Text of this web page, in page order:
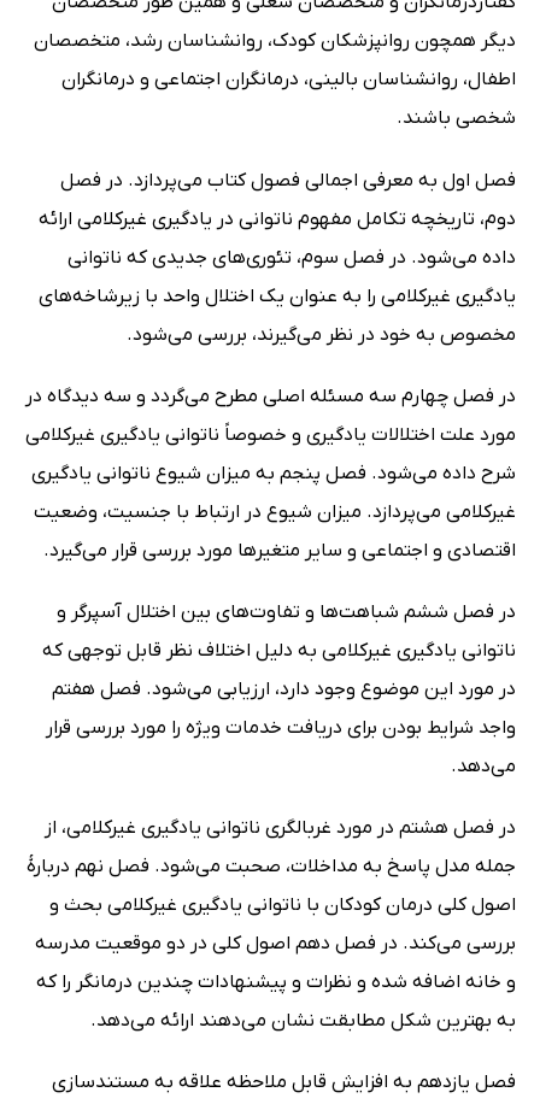
دیگر همچون روانپزشکان کودک، روانشناسان رشد، متخصصان
اطفال، روانشناسان بالینی، درمانگران اجتماعی و درمانگران
شخصی باشند.
فصل اول به معرفی اجمالی فصول کتاب می‌پردازد. در فصل
دوم، تاریخچه تکامل مفهوم ناتوانی در یادگیری غیرکلامی ارائه
داده می‌شود. در فصل سوم، تئوری‌های جدیدی که ناتوانی
یادگیری غیرکلامی را به عنوان یک اختلال واحد با زیرشاخه‌های
مخصوص به خود در نظر می‌گیرند، بررسی می‌شود.
در فصل چهارم سه مسئله اصلی مطرح می‌گردد و سه دیدگاه در
مورد علت اختلالات یادگیری و خصوصاً ناتوانی یادگیری غیرکلامی
شرح داده می‌شود. فصل پنجم به میزان شیوع ناتوانی یادگیری
غیرکلامی می‌پردازد. میزان شیوع در ارتباط با جنسیت، وضعیت
اقتصادی و اجتماعی و سایر متغیرها مورد بررسی قرار می‌گیرد.
در فصل ششم شباهت‌ها و تفاوت‌های بین اختلال آسپرگر و
ناتوانی یادگیری غیرکلامی به دلیل اختلاف نظر قابل توجهی که
در مورد این موضوع وجود دارد، ارزیابی می‌شود. فصل هفتم
واجد شرایط بودن برای دریافت خدمات ویژه را مورد بررسی قرار
می‌دهد.
در فصل هشتم در مورد غربالگری ناتوانی یادگیری غیرکلامی، از
جمله مدل پاسخ به مداخلات، صحبت می‌شود. فصل نهم دربارۀ
اصول کلی درمان کودکان با ناتوانی یادگیری غیرکلامی بحث و
بررسی می‌کند. در فصل دهم اصول کلی در دو موقعیت مدرسه
و خانه اضافه شده و نظرات و پیشنهادات چندین درمانگر را که
به بهترین شکل مطابقت نشان می‌دهند ارائه می‌دهد.
فصل یازدهم به افزایش قابل ملاحظه علاقه به مستندسازی